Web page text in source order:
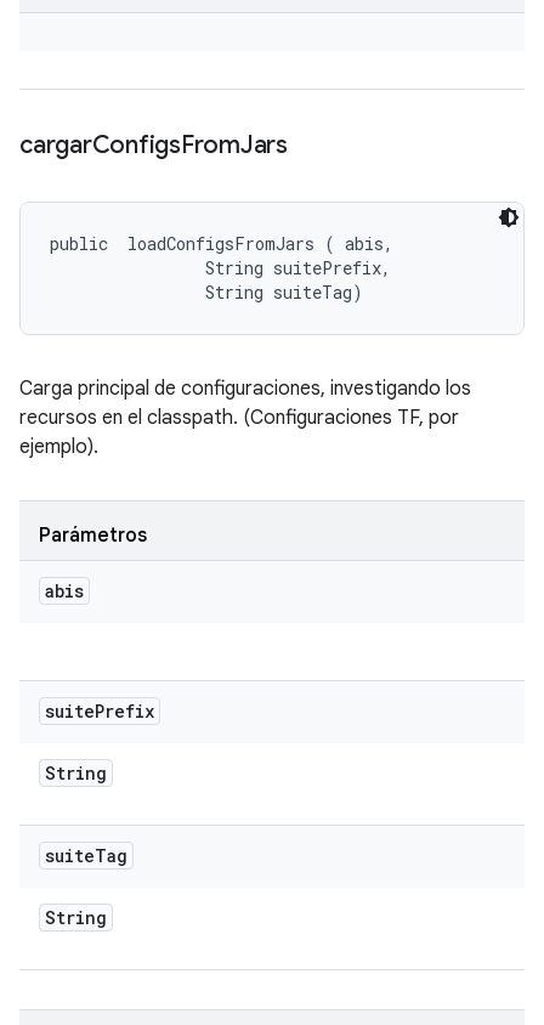
cargarConfigsFromJars
public loadConfigsFromJars ( abis,
                String suitePrefix,
                String suiteTag)
Carga principal de configuraciones, investigando los
recursos en el classpath. (Configuraciones TF, por
ejemplo).
Parámetros
abis
suitePrefix
String
suiteTag
String